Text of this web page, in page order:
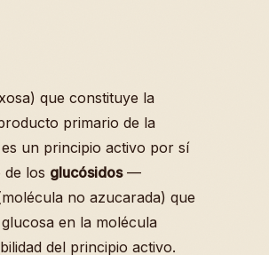
que constituye la
primario de la
un principio activo por sí
de los glucósidos—
no azucarada) que
en la molécula
del principio activo.